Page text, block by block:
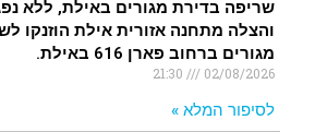
שריפה בדירת מגורים באילת, ללא
והצלה מתחנה אזורית אילת הוזנקו
מגורים ברחוב פארן 616 באילת.
02/08/2026
לסיפור המלא »